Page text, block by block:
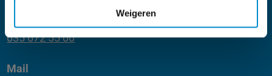
Weigeren
035 672 55 00
Mail